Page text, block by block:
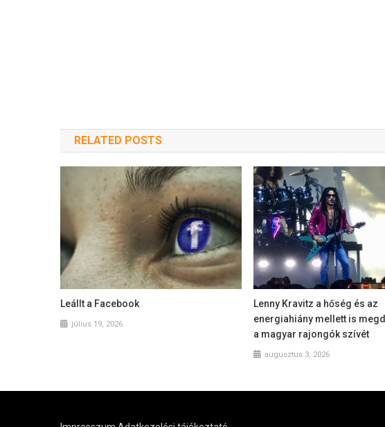
RELATED POSTS
Leállt a Facebook
július 19, 2026
Lenny Kravitz a hőség és az
energiahiány mellett is
a magyar rajongók szívét
augusztus 3, 2026